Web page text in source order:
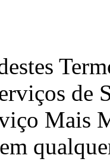
de
Mais